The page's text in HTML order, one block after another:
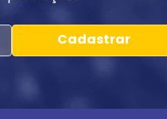
Cadastrar